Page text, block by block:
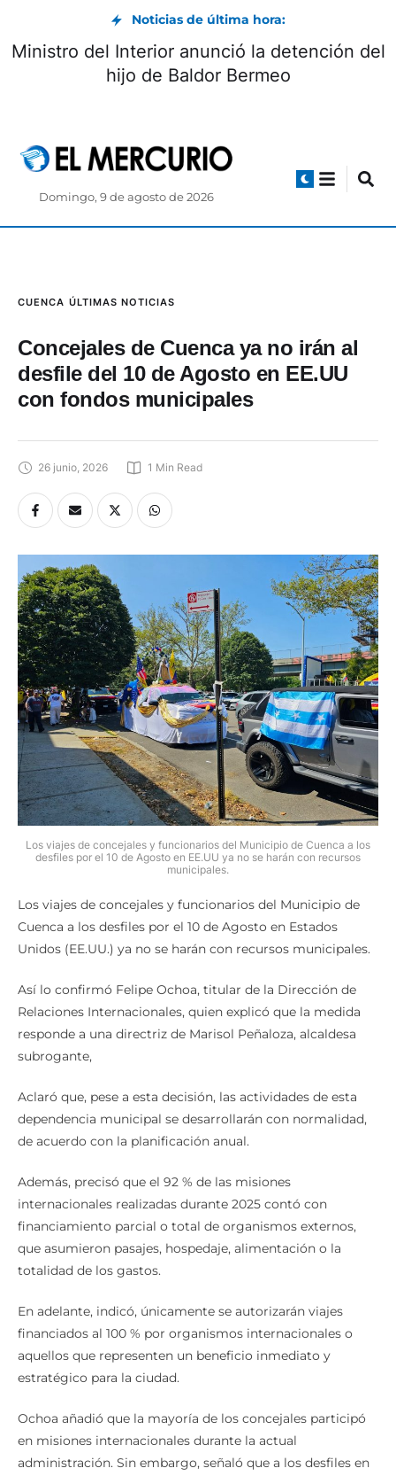
Noticias de última hora:
Ministro del Interior anunció la detención del
hijo de Baldor Bermeo
Domingo, 9 de agosto de 2026
CUENCA ÚLTIMAS NOTICIAS
Concejales de Cuenca ya no irán al
desfile del 10 de Agosto en EE.UU
con fondos municipales
26 junio, 2026 1 Min Read
Los viajes de concejales y funcionarios del Municipio de Cuenca a los
desfiles por el 10 de Agosto en EE.UU ya no se harán con recursos
municipales.
Los viajes de concejales y funcionarios del Municipio de
Cuenca a los desfiles por el 10 de Agosto en Estados
Unidos (EE.UU.) ya no se harán con recursos municipales.
Así lo confirmó Felipe Ochoa, titular de la Dirección de
Relaciones Internacionales, quien explicó que la medida
responde a una directriz de Marisol Peñaloza, alcaldesa
subrogante,
Aclaró que, pese a esta decisión, las actividades de esta
dependencia municipal se desarrollarán con normalidad,
de acuerdo con la planificación anual.
Además, precisó que el 92 % de las misiones
internacionales realizadas durante 2025 contó con
financiamiento parcial o total de organismos externos,
que asumieron pasajes, hospedaje, alimentación o la
totalidad de los gastos.
En adelante, indicó, únicamente se autorizarán viajes
financiados al 100 % por organismos internacionales o
aquellos que representen un beneficio inmediato y
estratégico para la ciudad.
Ochoa añadió que la mayoría de los concejales participó
en misiones internacionales durante la actual
administración. Sin embargo, señaló que a los desfiles en